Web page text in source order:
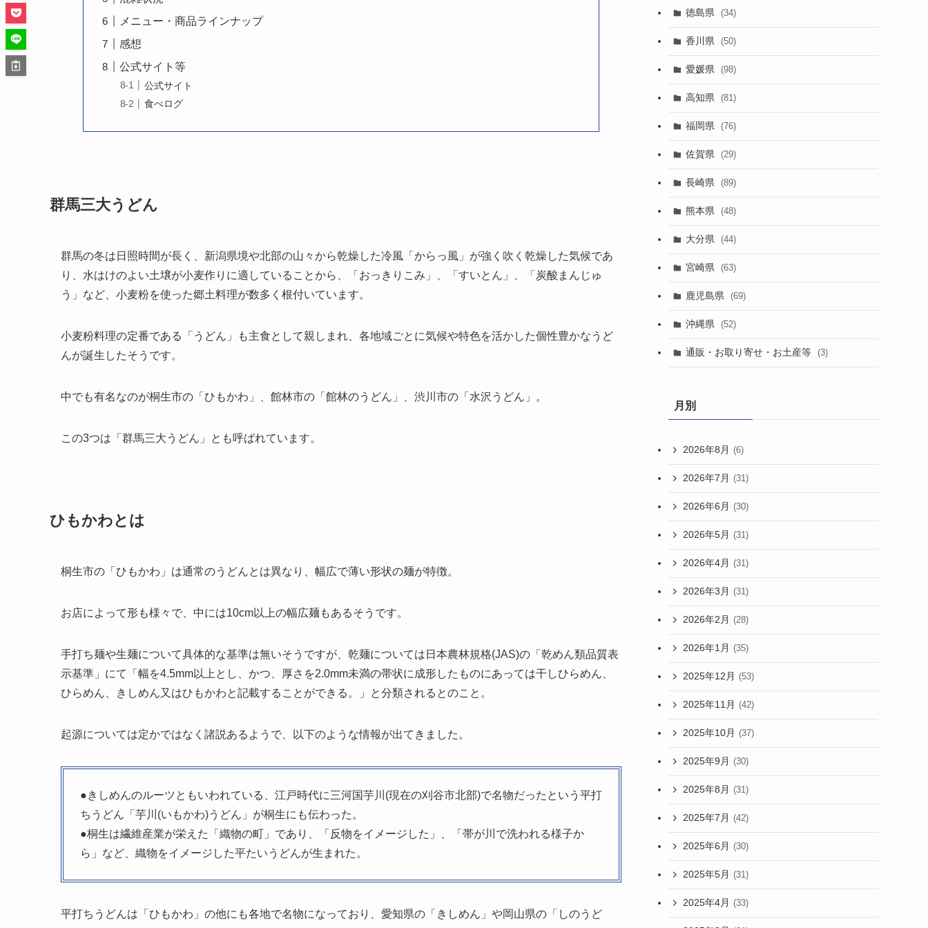
メニュー・商品ラインナップ
感想
公式サイト等
公式サイト
食べログ
群馬三大うどん
群馬の冬は日照時間が長く、新潟県境や北部の山々から乾燥した冷風「からっ風」が強く吹く乾燥した気候であ
り、水はけのよい土壌が小麦作りに適していることから、「おっきりこみ」、「すいとん」、「炭酸まんじゅ
う」など、小麦粉を使った郷土料理が数多く根付いています。
小麦粉料理の定番である「うどん」も主食として親しまれ、各地域ごとに気候や特色を活かした個性豊かなうど
んが誕生したそうです。
中でも有名なのが桐生市の「ひもかわ」、館林市の「館林のうどん」、渋川市の「水沢うどん」。
この3つは「群馬三大うどん」とも呼ばれています。
ひもかわとは
桐生市の「ひもかわ」は通常のうどんとは異なり、幅広で薄い形状の麺が特徴。
お店によって形も様々で、中には10cm以上の幅広麺もあるそうです。
手打ち麺や生麺について具体的な基準は無いそうですが、乾麺については日本農林規格(JAS)の「乾めん類品質表
示基準」にて「幅を4.5mm以上とし、かつ、厚さを2.0mm未満の帯状に成形したものにあっては干しひらめん、
ひらめん、きしめん又はひもかわと記載することができる。」と分類されるとのこと。
起源については定かではなく諸説あるようで、以下のような情報が出てきました。
●きしめんのルーツともいわれている、江戸時代に三河国芋川(現在の刈谷市北部)で名物だったという平打
ちうどん「芋川(いもかわ)うどん」が桐生にも伝わった。
●桐生は繊維産業が栄えた「織物の町」であり、「反物をイメージした」、「帯が川で洗われる様子か
ら」など、織物をイメージした平たいうどんが生まれた。
平打ちうどんは「ひもかわ」の他にも各地で名物になっており、愛知県の「きしめん」や岡山県の「しのうど
徳島県 (34)
香川県 (50)
愛媛県 (98)
高知県 (81)
福岡県 (76)
佐賀県 (29)
長崎県 (89)
熊本県 (48)
大分県 (44)
宮崎県 (63)
鹿児島県 (69)
沖縄県 (52)
通販・お取り寄せ・お土産等 (3)
月別
2026年8月 (6)
2026年7月 (31)
2026年6月 (30)
2026年5月 (31)
2026年4月 (31)
2026年3月 (31)
2026年2月 (28)
2026年1月 (35)
2025年12月 (53)
2025年11月 (42)
2025年10月 (37)
2025年9月 (30)
2025年8月 (31)
2025年7月 (42)
2025年6月 (30)
2025年5月 (31)
2025年4月 (33)